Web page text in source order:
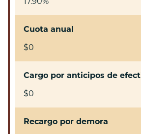
Cuota anual
$0
Cargo por anticipos de
$0
Recargo por demora